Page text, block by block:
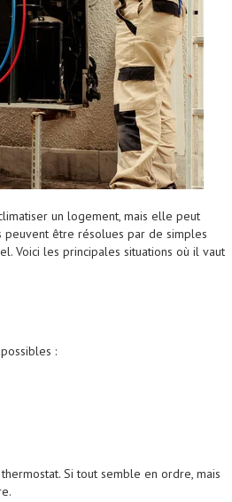
un logement, mais elle peut
peuvent être résolues par de simples
Voici les principales situations où il vaut
:
Si tout semble en ordre, mais